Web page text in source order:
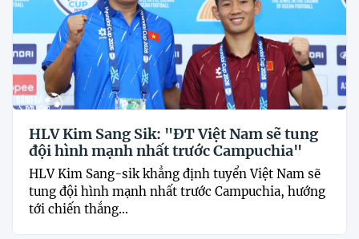
HLV Kim Sang Sik: "ĐT Việt Nam sẽ tung
đội hình mạnh nhất trước Campuchia"
HLV Kim Sang-sik khẳng định tuyển Việt Nam sẽ
tung đội hình mạnh nhất trước Campuchia, hướng
tới chiến thắng...